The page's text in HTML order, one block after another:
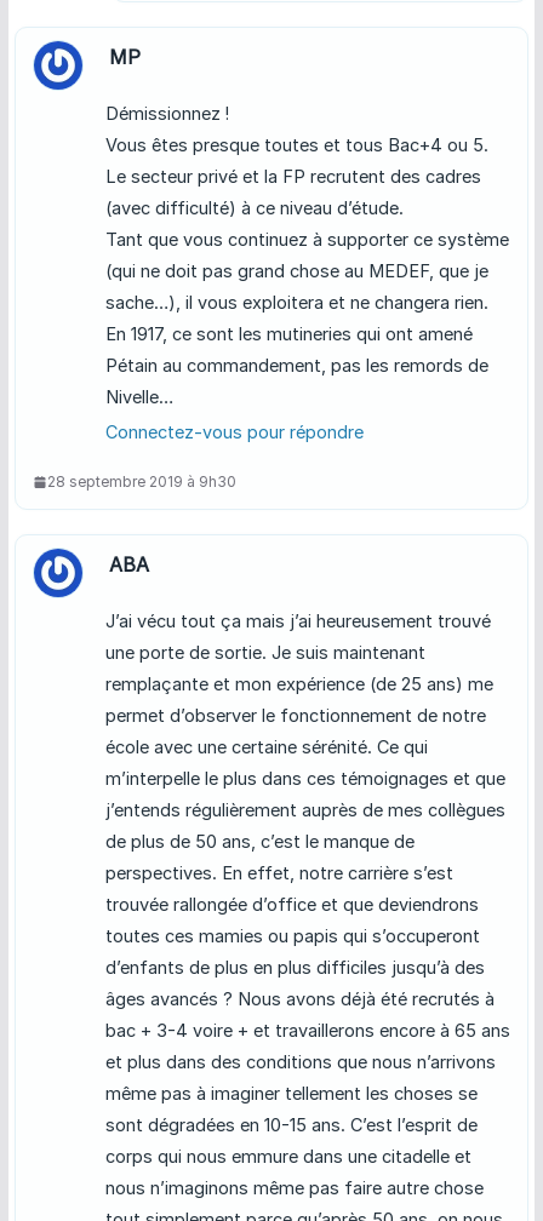
MP
Démissionnez !
Vous êtes presque toutes et tous Bac+4 ou 5.
Le secteur privé et la FP recrutent des cadres
(avec difficulté) à ce niveau d’étude.
Tant que vous continuez à supporter ce système
(qui ne doit pas grand chose au MEDEF, que je
sache…), il vous exploitera et ne changera rien.
En 1917, ce sont les mutineries qui ont amené
Pétain au commandement, pas les remords de
Nivelle…
Connectez-vous pour répondre
28 septembre 2019 à 9h30
ABA
J’ai vécu tout ça mais j’ai heureusement trouvé
une porte de sortie. Je suis maintenant
remplaçante et mon expérience (de 25 ans) me
permet d’observer le fonctionnement de notre
école avec une certaine sérénité. Ce qui
m’interpelle le plus dans ces témoignages et que
j’entends régulièrement auprès de mes collègues
de plus de 50 ans, c’est le manque de
perspectives. En effet, notre carrière s’est
trouvée rallongée d’office et que deviendrons
toutes ces mamies ou papis qui s’occuperont
d’enfants de plus en plus difficiles jusqu’à des
âges avancés ? Nous avons déjà été recrutés à
bac + 3-4 voire + et travaillerons encore à 65 ans
et plus dans des conditions que nous n’arrivons
même pas à imaginer tellement les choses se
sont dégradées en 10-15 ans. C’est l’esprit de
corps qui nous emmure dans une citadelle et
nous n’imaginons même pas faire autre chose